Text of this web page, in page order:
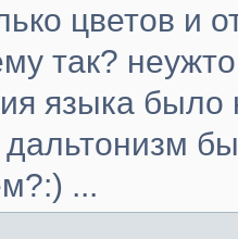
цветов и
так?
языка было
дальтонизм
...